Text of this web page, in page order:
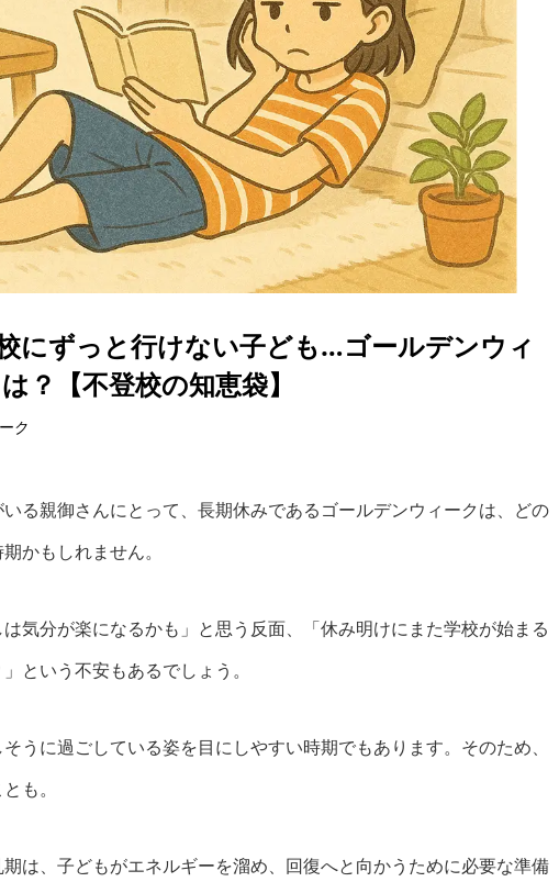
校にずっと行けない子ども…ゴールデンウィ
？【不登校の知恵袋】
ク
る親御さんにとって、長期休みであるゴールデンウィークは、どの
かもしれません。
は気分が楽になるかも」と思う反面、「休み明けにまた学校が始まる
という不安もあるでしょう。
うに過ごしている姿を目にしやすい時期でもあります。そのため、
も。
は、子どもがエネルギーを溜め、回復へと向かうために必要な準備